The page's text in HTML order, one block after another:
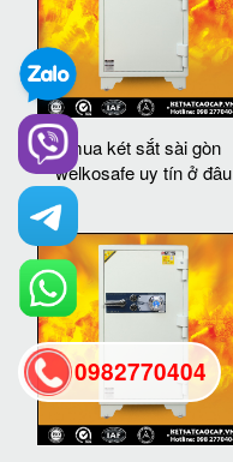
mua két sắt sài gòn
welkosafe uy tín ở đâu
0982770404